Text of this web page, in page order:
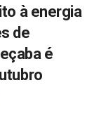
à energia
de
é